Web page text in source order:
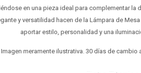
en una pieza ideal para complementar
y versatilidad hacen de la Lámpara de
aportar estilo, personalidad y una
Imagen meramente ilustrativa. 30 días de cambio